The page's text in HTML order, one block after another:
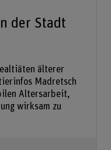
der Stadt
älterer
Madretsch
Altersarbeit,
wirksam zu